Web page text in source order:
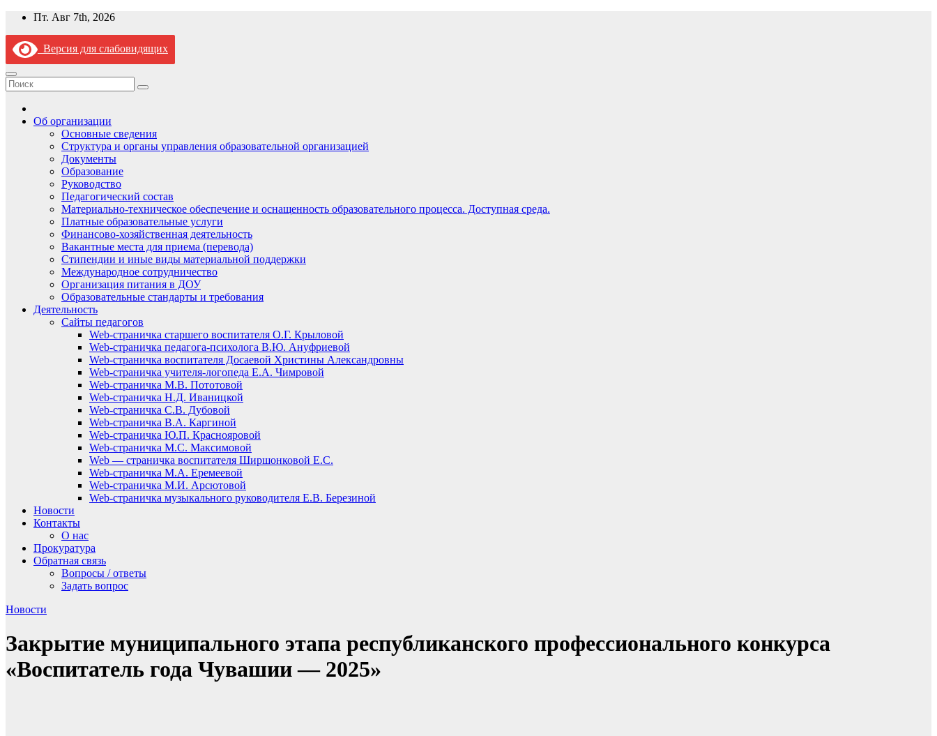
Перейти
содержимому
Пт. Авг 7th, 2026
Версия для слабовидящих
Об организации
Основные сведения
Структура и органы управления образовательной организацией
Документы
Образование
Руководство
Педагогический состав
Материально-техническое обеспечение и оснащенность образовательного процесса. Доступная среда.
Платные образовательные услуги
Финансово-хозяйственная деятельность
Вакантные места для приема (перевода)
Стипендии и иные виды материальной поддержки
Международное сотрудничество
Организация питания в ДОУ
Образовательные стандарты и требования
Деятельность
Сайты педагогов
Web-страничка старшего воспитателя О.Г. Крыловой
Web-страничка педагога-психолога В.Ю. Ануфриевой
Web-страничка воспитателя Досаевой Христины Александровны
Web-страничка учителя-логопеда Е.А. Чимровой
Web-страничка М.В. Пототовой
Web-страничка Н.Д. Иваницкой
Web-страничка С.В. Дубовой
Web-страничка В.А. Каргиной
Web-страничка Ю.П. Краснояровой
Web-страничка М.С. Максимовой
Web — страничка воспитателя Ширшонковой Е.С.
Web-страничка М.А. Еремеевой
Web-страничка М.И. Арсютовой
Web-страничка музыкального руководителя Е.В. Березиной
Новости
Контакты
О нас
Прокуратура
Обратная связь
Вопросы / ответы
Задать вопрос
Новости
Закрытие муниципального этапа республиканского профессионального конкурса
«Воспитатель года Чувашии — 2025»